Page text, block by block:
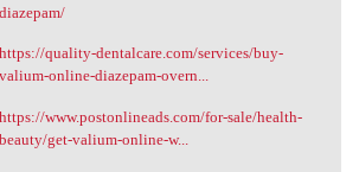
diazepam/
https://quality-dentalcare.com/services/buy-
valium-online-diazepam-overn...
https://www.postonlineads.com/for-sale/health-
beauty/get-valium-online-w...